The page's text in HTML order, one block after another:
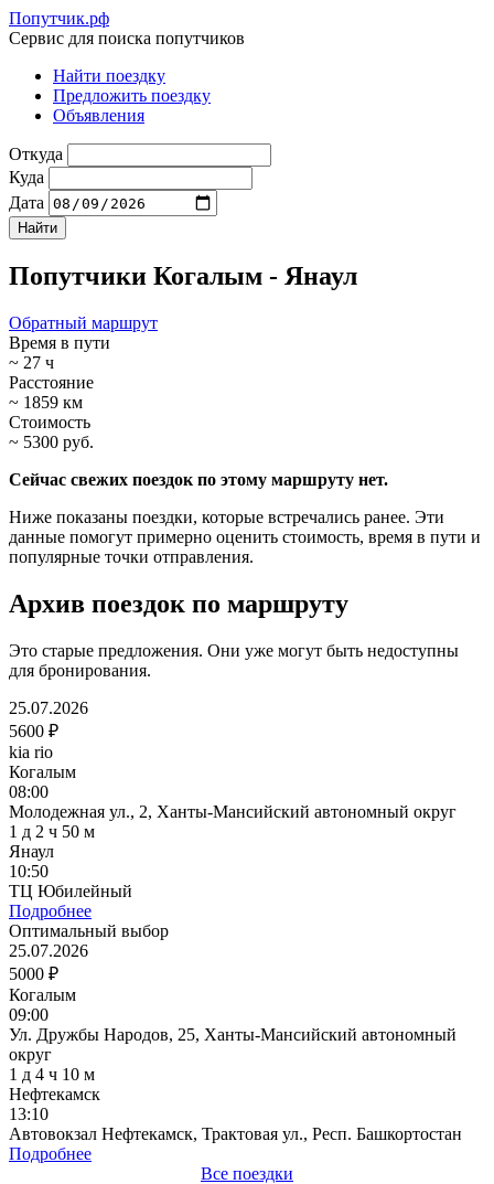
Попутчик.рф
Сервис для поиска попутчиков
Найти поездку
Предложить поездку
Объявления
Откуда
Куда
Дата
Попутчики Когалым - Янаул
Обратный маршрут
Время в пути
~ 27 ч
Расстояние
~ 1859 км
Стоимость
~ 5300 руб.
Сейчас свежих поездок по этому маршруту нет.
Ниже показаны поездки, которые встречались ранее. Эти
данные помогут примерно оценить стоимость, время в пути и
популярные точки отправления.
Архив поездок по маршруту
Это старые предложения. Они уже могут быть недоступны
для бронирования.
25.07.2026
5600 ₽
kia rio
Когалым
08:00
Молодежная ул., 2, Ханты-Мансийский автономный округ
1 д 2 ч 50 м
Янаул
10:50
ТЦ Юбилейный
Подробнее
Оптимальный выбор
25.07.2026
5000 ₽
Когалым
09:00
Ул. Дружбы Народов, 25, Ханты-Мансийский автономный
округ
1 д 4 ч 10 м
Нефтекамск
13:10
Автовокзал Нефтекамск, Трактовая ул., Респ. Башкортостан
Подробнее
Все поездки